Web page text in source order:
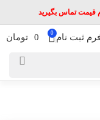
قیمت تماس بگیرید
ثبت نام 0
0 تومان